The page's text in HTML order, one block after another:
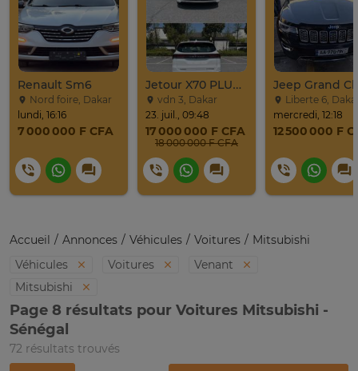
Renault Sm6
Nord foire, Dakar
lundi, 16:16
7 000 000 F CFA
Jetour X70 PLUS 2024
vdn 3, Dakar
23. juil., 09:48
17 000 000 F CFA
18 000 000 F CFA
Liberte 6,
mercredi, 12:18
12 500 000 F
Accueil Annonces Véhicules Voitures
Mitsubishi
Véhicules
Voitures
Venant
Mitsubishi
Page 8 résultats pour Voitures Mitsubishi -
Sénégal
72 résultats trouvés